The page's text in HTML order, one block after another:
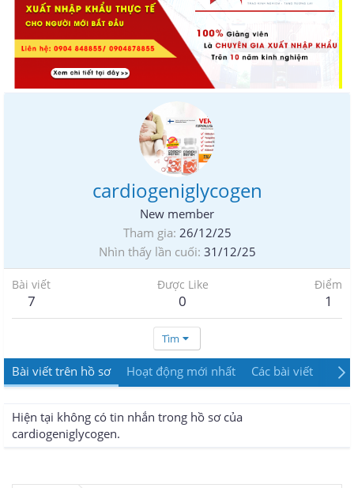
cardiogeniglycogen
New member
Tham gia 26/12/25
Nhìn thấy lần cuối 31/12/25
Bài viết
7
Được Like
0
Điểm
1
Tìm
Bài viết trên hồ sơ Hoạt động mới nhất Các bài viết
Hiện tại không có tin nhắn trong hồ sơ của
cardiogeniglycogen.